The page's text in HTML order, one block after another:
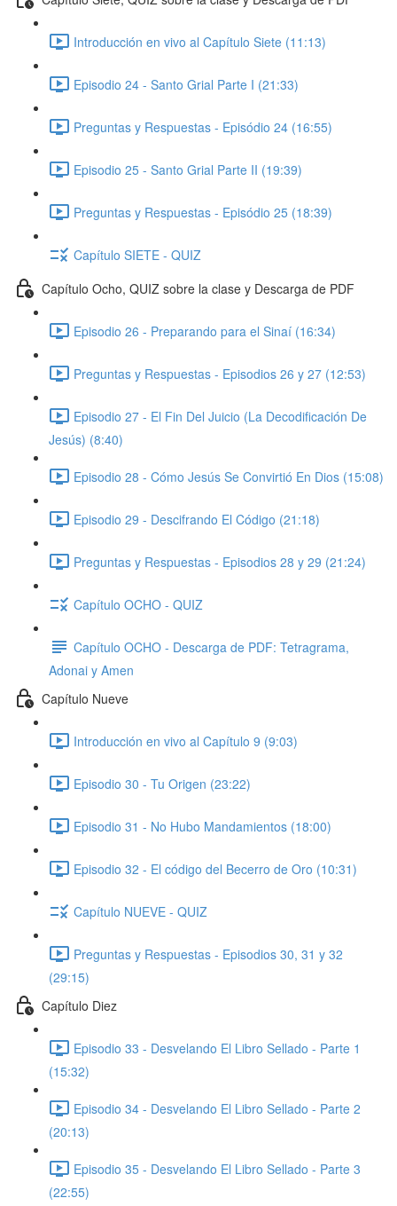
Introducción en vivo al Capítulo Siete (11:13)
Episodio 24 - Santo Grial Parte I (21:33)
Preguntas y Respuestas - Episódio 24 (16:55)
Episodio 25 - Santo Grial Parte II (19:39)
Preguntas y Respuestas - Episódio 25 (18:39)
Capítulo SIETE - QUIZ
Capítulo Ocho, QUIZ sobre la clase y Descarga de PDF
Episodio 26 - Preparando para el Sinaí (16:34)
Preguntas y Respuestas - Episodios 26 y 27 (12:53)
Episodio 27 - El Fin Del Juicio (La Decodificación De
Jesús) (8:40)
Episodio 28 - Cómo Jesús Se Convirtió En Dios (15:08)
Episodio 29 - Descifrando El Código (21:18)
Preguntas y Respuestas - Episodios 28 y 29 (21:24)
Capítulo OCHO - QUIZ
Capítulo OCHO - Descarga de PDF: Tetragrama,
Adonai y Amen
Capítulo Nueve
Introducción en vivo al Capítulo 9 (9:03)
Episodio 30 - Tu Origen (23:22)
Episodio 31 - No Hubo Mandamientos (18:00)
Episodio 32 - El código del Becerro de Oro (10:31)
Capítulo NUEVE - QUIZ
Preguntas y Respuestas - Episodios 30, 31 y 32
(29:15)
Capítulo Diez
Episodio 33 - Desvelando El Libro Sellado - Parte 1
(15:32)
Episodio 34 - Desvelando El Libro Sellado - Parte 2
(20:13)
Episodio 35 - Desvelando El Libro Sellado - Parte 3
(22:55)